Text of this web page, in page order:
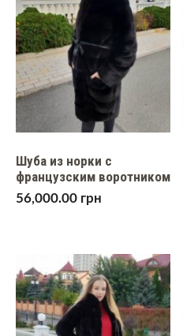
Шуба из норки с
французским воротником
56,000.00 грн